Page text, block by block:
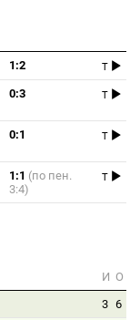
1:2 T
0:3 T
0:1 T
1:1 (по пен.
3:4)
T
И О
3 6